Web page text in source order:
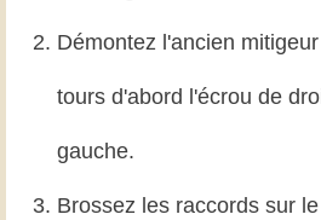
Démontez l'ancien
tours d'abord l'écrou de
gauche.
Brossez les raccords sur